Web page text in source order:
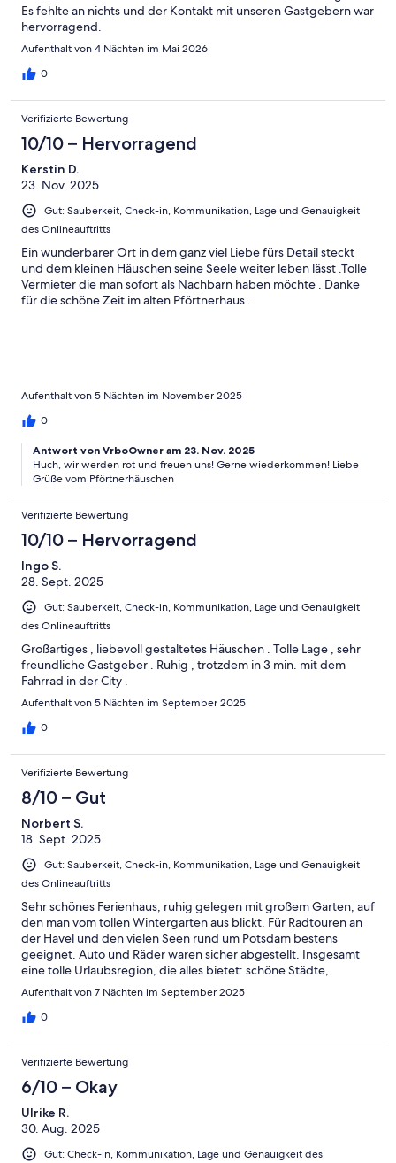
Es fehlte an nichts und der Kontakt mit unseren Gastgebern war
hervorragend.
Aufenthalt von 4 Nächten im Mai 2026
0
Verifizierte Bewertung
10/10 – Hervorragend
Kerstin D.
23. Nov. 2025
Gut: Sauberkeit, Check-in, Kommunikation, Lage und Genauigkeit
des Onlineauftritts
Ein wunderbarer Ort in dem ganz viel Liebe fürs Detail steckt
und dem kleinen Häuschen seine Seele weiter leben lässt .Tolle
Vermieter die man sofort als Nachbarn haben möchte . Danke
für die schöne Zeit im alten Pförtnerhaus .
Aufenthalt von 5 Nächten im November 2025
0
Antwort von VrboOwner am 23. Nov. 2025
Huch, wir werden rot und freuen uns! Gerne wiederkommen! Liebe
Grüße vom Pförtnerhäuschen
Verifizierte Bewertung
10/10 – Hervorragend
Ingo S.
28. Sept. 2025
Gut: Sauberkeit, Check-in, Kommunikation, Lage und Genauigkeit
des Onlineauftritts
Großartiges , liebevoll gestaltetes Häuschen . Tolle Lage , sehr
freundliche Gastgeber . Ruhig , trotzdem in 3 min. mit dem
Fahrrad in der City .
Aufenthalt von 5 Nächten im September 2025
0
Verifizierte Bewertung
8/10 – Gut
Norbert S.
18. Sept. 2025
Gut: Sauberkeit, Check-in, Kommunikation, Lage und Genauigkeit
des Onlineauftritts
Sehr schönes Ferienhaus, ruhig gelegen mit großem Garten, auf
den man vom tollen Wintergarten aus blickt. Für Radtouren an
der Havel und den vielen Seen rund um Potsdam bestens
geeignet. Auto und Räder waren sicher abgestellt. Insgesamt
eine tolle Urlaubsregion, die alles bietet: schöne Städte,
Radtouren und Schifffahrten auf den Seen. Wir haben es
Aufenthalt von 7 Nächten im September 2025
0
Verifizierte Bewertung
6/10 – Okay
Ulrike R.
30. Aug. 2025
Gut: Check-in, Kommunikation, Lage und Genauigkeit des